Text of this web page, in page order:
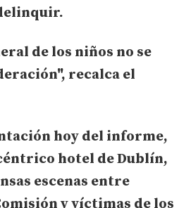
de los niños no se
recalca el
hoy del informe,
hotel de Dublín,
escenas entre
y víctimas de los